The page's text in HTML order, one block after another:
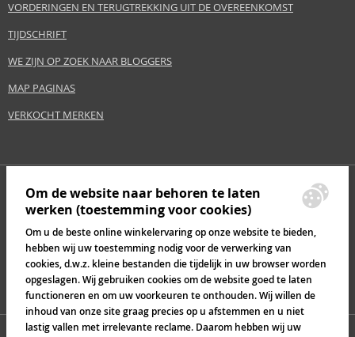
VORDERINGEN EN TERUGTREKKING UIT DE OVEREENKOMST
TIJDSCHRIFT
WE ZIJN OP ZOEK NAAR BLOGGERS
MAP PAGINAS
VERKOCHT MERKEN
Om de website naar behoren te laten
werken (toestemming voor cookies)
Om u de beste online winkelervaring op onze website te bieden,
hebben wij uw toestemming nodig voor de verwerking van
cookies, d.w.z. kleine bestanden die tijdelijk in uw browser worden
opgeslagen. Wij gebruiken cookies om de website goed te laten
functioneren en om uw voorkeuren te onthouden. Wij willen de
inhoud van onze site graag precies op u afstemmen en u niet
lastig vallen met irrelevante reclame. Daarom hebben wij uw